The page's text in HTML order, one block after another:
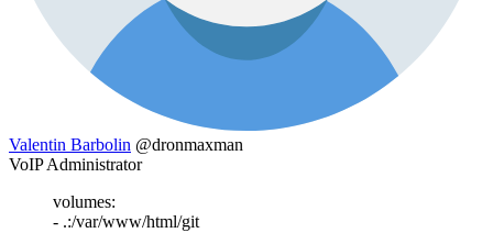
Valentin Barbolin @dronmaxman
VoIP Administrator
volumes:
- .:/var/www/html/git